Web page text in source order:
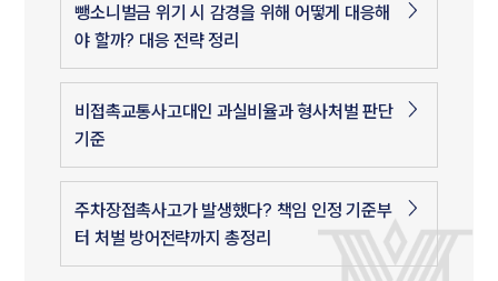
뺑소니벌금 위기 시 감경을 위해 어떻게 대응해
야 할까? 대응 전략 정리
비접촉교통사고대인 과실비율과 형사처벌 판단
기준
주차장접촉사고가 발생했다? 책임 인정 기준부
터 처벌 방어전략까지 총정리